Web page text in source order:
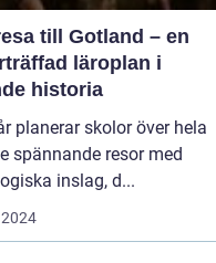
till Gotland – en
läroplan i
historia
planerar skolor över hela
spännande resor med
inslag, d...